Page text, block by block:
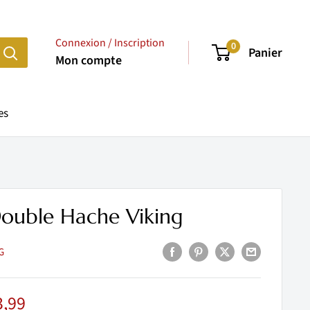
Connexion / Inscription
Mon compte
0 Panier
Hache Viking